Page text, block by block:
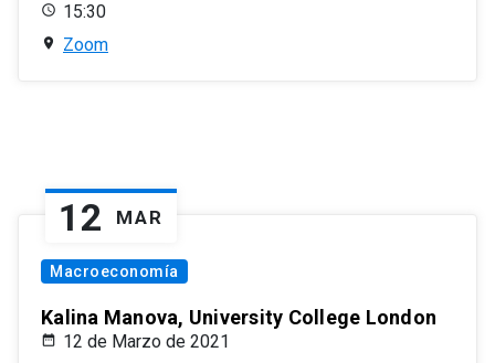
15:30
Zoom
12 MAR
Macroeconomía
Kalina Manova, University College London
12 de Marzo de 2021